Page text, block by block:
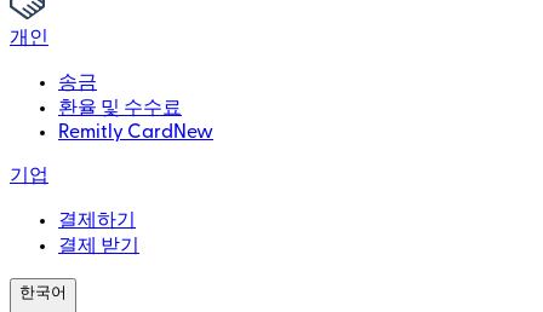
개인
송금
환율 및 수수료
Remitly Card New
기업
결제하기
결제 받기
한국어